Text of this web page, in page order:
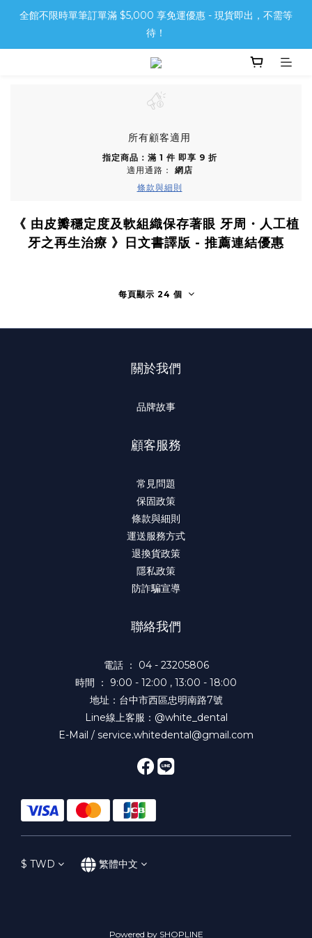
全館不限時單筆訂單滿 $5,000 享免運優惠 - 現貨即出，不需等
待！
所有顧客適用
指定商品：滿 1 件 即享 9 折
適用通路： 網店
條款與細則
《 由皮瓣穩定度及軟組織保存著眼 牙周・人工植
牙之再生治療 》日文書譯版 - 推薦連結優惠
每頁顯示 24 個
關於我們
品牌故事
顧客服務
常見問題
保固政策
條款與細則
運送服務方式
退換貨政策
隱私政策
防詐騙宣導
聯絡我們
電話 ： 04 - 23205806
時間 ： 9:00 - 12:00 , 13:00 - 18:00
地址：台中市西區忠明南路7號
Line線上客服：@white_dental
E-Mail / service.whitedental@gmail.com
$ TWD 繁體中文
Powered by SHOPLINE